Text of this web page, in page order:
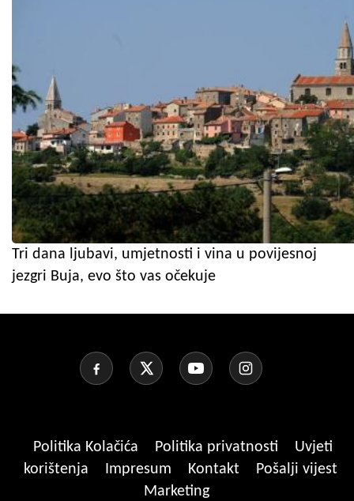
Tri dana ljubavi, umjetnosti i vina u povijesnoj
jezgri Buja, evo što vas očekuje
Politika Kolačića Politika privatnosti
Uvjeti
korištenja
Impresum Kontakt
Pošalji vijest
Marketing